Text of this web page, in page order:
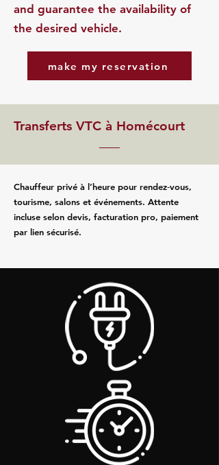
and guarantee the availability of
the desired vehicle.
make my reservation
Transferts VTC à Homécourt
Chauffeur privé à l’heure pour rendez‑vous,
tourisme, salons et événements. Attente
incluse selon devis, facturation pro, paiement
par lien sécurisé.